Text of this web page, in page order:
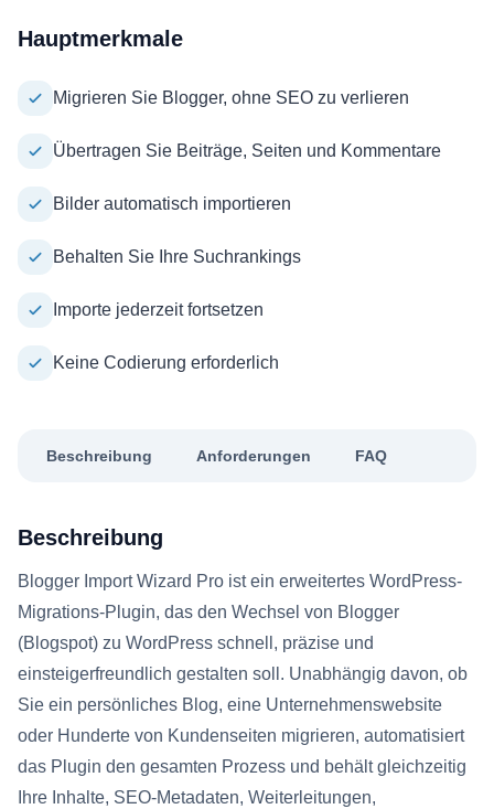
Hauptmerkmale
Migrieren Sie Blogger, ohne SEO zu verlieren
Übertragen Sie Beiträge, Seiten und Kommentare
Bilder automatisch importieren
Behalten Sie Ihre Suchrankings
Importe jederzeit fortsetzen
Keine Codierung erforderlich
Beschreibung Anforderungen FAQ
Beschreibung
Blogger Import Wizard Pro ist ein erweitertes WordPress-
Migrations-Plugin, das den Wechsel von Blogger
(Blogspot) zu WordPress schnell, präzise und
einsteigerfreundlich gestalten soll. Unabhängig davon, ob
Sie ein persönliches Blog, eine Unternehmenswebsite
oder Hunderte von Kundenseiten migrieren, automatisiert
das Plugin den gesamten Prozess und behält gleichzeitig
Ihre Inhalte, SEO-Metadaten, Weiterleitungen,